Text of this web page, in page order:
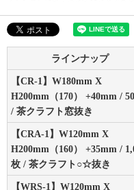
ラインナップ
【CR-1】W180mm X
H200mm（170） +40mm /
/ 茶クラフト窓抜き
【CRA-1】W120mm X
H200mm（160） +35mm /
枚 / 茶クラフト○☆抜き
【WRS-1】W120mm X